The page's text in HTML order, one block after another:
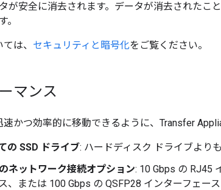
が安全に消去されます。データが消去されたこ
。
は、 セキュリティと暗号化をご覧ください。
マンス
速かつ効率的に移動できるように、Transfer
の SSD ドライブ: ハードディスク ドライブより
ネットワーク接続オプション: 10 Gbps の RJ45
、または 100 Gbps の QSFP28 インターフェー